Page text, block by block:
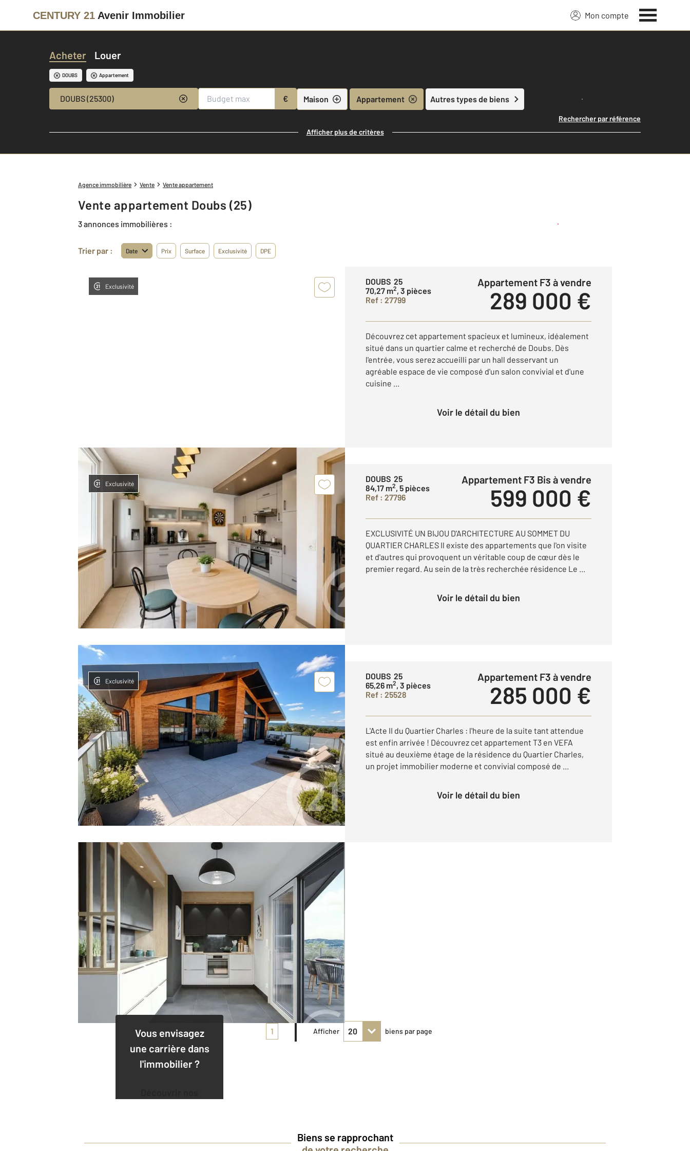
CENTURY 21 Avenir Immobilier Mon compte
Acheter Louer
DOUBS Appartement
DOUBS (25300) € Maison Appartement Autres types de biens Lancer ma recherche
Rechercher par référence
Afficher plus de critères
Agence immobilière Vente Vente appartement
Vente appartement Doubs (25)
3 annonces immobilières : Créer une alerte
Trier par : Date Prix Surface Exclusivité DPE
Exclusivité
DOUBS 25
70,27 m2, 3 pièces
Ref : 27799
Appartement F3 à vendre
289 000 €
Découvrez cet appartement spacieux et lumineux, idéalement
situé dans un quartier calme et recherché de Doubs. Dès
l'entrée, vous serez accueilli par un hall desservant un
agréable espace de vie composé d'un salon convivial et d'une
cuisine ...
Voir le détail du bien
Exclusivité
DOUBS 25
84,17 m2, 5 pièces
Ref : 27796
Appartement F3 Bis à vendre
599 000 €
EXCLUSIVITÉ UN BIJOU D'ARCHITECTURE AU SOMMET DU
QUARTIER CHARLES Il existe des appartements que l'on visite
et d'autres qui provoquent un véritable coup de cœur dès le
premier regard. Au sein de la très recherchée résidence Le ...
Voir le détail du bien
Exclusivité
DOUBS 25
65,26 m2, 3 pièces
Ref : 25528
Appartement F3 à vendre
285 000 €
L'Acte II du Quartier Charles : l'heure de la suite tant attendue
est enfin arrivée ! Découvrez cet appartement T3 en VEFA
situé au deuxième étage de la résidence du Quartier Charles,
un projet immobilier moderne et convivial composé de ...
Voir le détail du bien
Vous envisagez
une carrière dans
l'immobilier ?
1 Afficher biens par page
Biens se rapprochant